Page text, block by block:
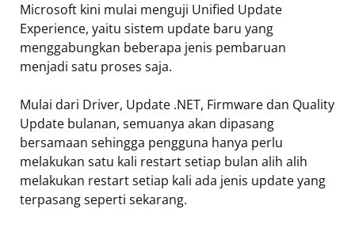
Microsoft kini mulai menguji Unified Update
Experience, yaitu sistem update baru yang
menggabungkan beberapa jenis pembaruan
menjadi satu proses saja.
Mulai dari Driver, Update .NET, Firmware dan Quality
Update bulanan, semuanya akan dipasang
bersamaan sehingga pengguna hanya perlu
melakukan satu kali restart setiap bulan alih alih
melakukan restart setiap kali ada jenis update yang
terpasang seperti sekarang.